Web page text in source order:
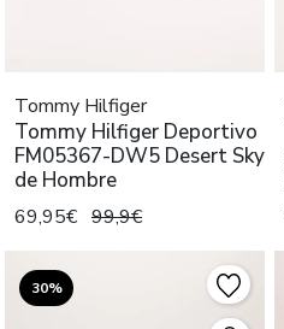
Tommy Hilfiger
Tommy Hilfiger Deportivo
FM05367-DW5 Desert Sky
de Hombre
69,95€ 99,9€
30%